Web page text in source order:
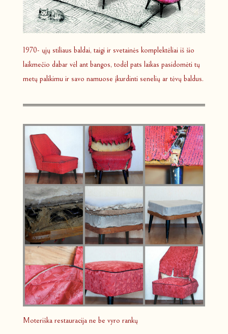
1970- ųjų stiliaus baldai, taigi ir svetainės komplektėliai iš šio
laikmečio dabar vėl ant bangos, todėl pats laikas pasidomėti tų
metų palikimu ir savo namuose įkurdinti senelių ar tėvų baldus.
Moteriška restauracija ne be vyro rankų